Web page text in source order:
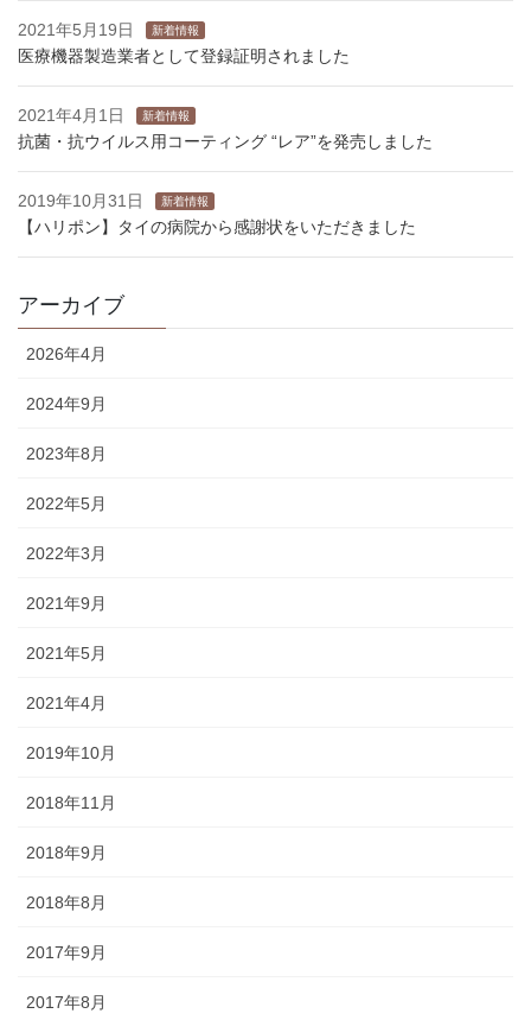
2021年5月19日 新着情報
医療機器製造業者として登録証明されました
2021年4月1日 新着情報
抗菌・抗ウイルス用コーティング “レア”を発売しました
2019年10月31日 新着情報
【ハリポン】タイの病院から感謝状をいただきました
アーカイブ
2026年4月
2024年9月
2023年8月
2022年5月
2022年3月
2021年9月
2021年5月
2021年4月
2019年10月
2018年11月
2018年9月
2018年8月
2017年9月
2017年8月